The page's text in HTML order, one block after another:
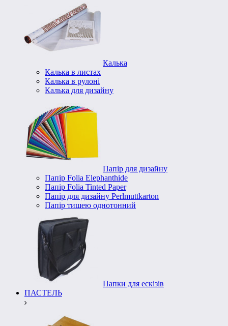
Калька
Калька в листах
Калька в рулоні
Калька для дизайну
Папір для дизайну
Папір Folia Elephanthide
Папір Folia Tinted Paper
Папір для дизайну Perlmuttkarton
Папір тишею однотонний
Папки для ескізів
ПАСТЕЛЬ